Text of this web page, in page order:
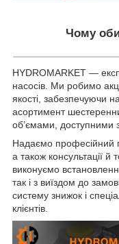
Чому
HYDROMARKET —
насосів. Ми робимо
якості, забезпечуючи
асортимент
об’ємами, доступними
Надаємо професійний
а також консультації й
виконуємо
так і з виїздом до
систему знижок і
клієнтів.